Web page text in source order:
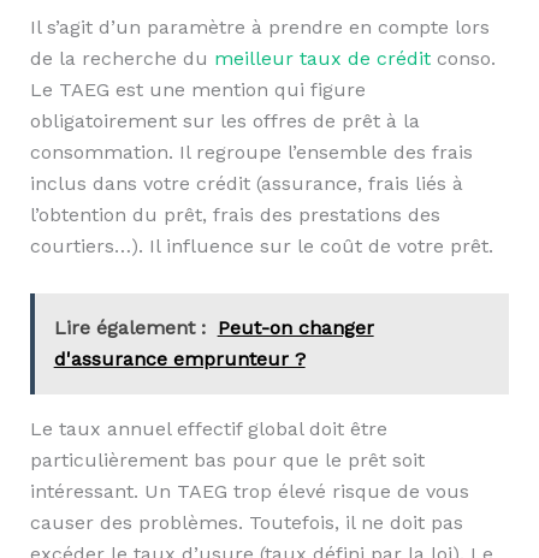
Il s’agit d’un paramètre à prendre en compte lors
de la recherche du meilleur taux de créditconso.
Le TAEG est une mention qui figure
obligatoirement sur les offres de prêt à la
consommation. Il regroupe l’ensemble des frais
inclus dans votre crédit (assurance, frais liés à
l’obtention du prêt, frais des prestations des
courtiers…). Il influence sur le coût de votre prêt.
Lire également : Peut-on changer
d'assurance emprunteur ?
Le taux annuel effectif global doit être
particulièrement bas pour que le prêt soit
intéressant. Un TAEG trop élevé risque de vous
causer des problèmes. Toutefois, il ne doit pas